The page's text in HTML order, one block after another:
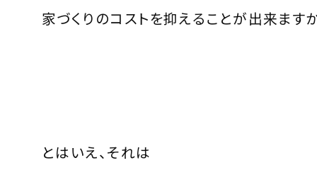
家づくりのコストを抑えることが出来ます
とはいえ、それは